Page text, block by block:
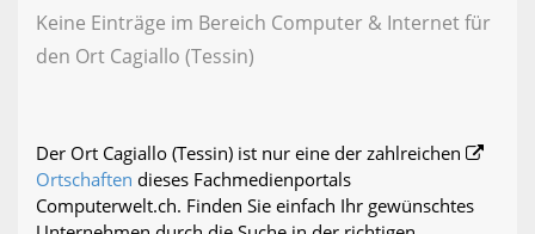
Keine Einträge im Bereich Computer & Internet für
den Ort Cagiallo (Tessin)
Der Ort Cagiallo (Tessin) ist nur eine der zahlreichen
Ortschaften dieses Fachmedienportals
Computerwelt.ch. Finden Sie einfach Ihr gewünschtes